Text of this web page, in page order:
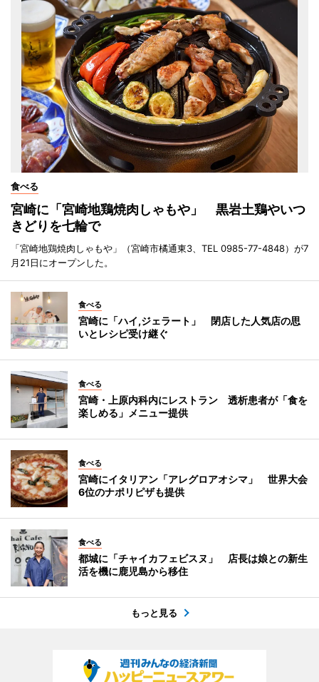
食べる
宮崎に「宮崎地鶏焼肉しゃもや」 黒岩土鶏やいつ
きどりを七輪で
「宮崎地鶏焼肉しゃもや」（宮崎市橘通東3、TEL 0985-77-4848）が7
月21日にオープンした。
食べる
宮崎に「ハイ,ジェラート」 閉店した人気店の思
いとレシピ受け継ぐ
食べる
宮崎・上原内科内にレストラン 透析患者が「食を
楽しめる」メニュー提供
食べる
宮崎にイタリアン「アレグロアオシマ」 世界大会
6位のナポリピザも提供
食べる
都城に「チャイカフェビスヌ」 店長は娘との新生
活を機に鹿児島から移住
もっと見る